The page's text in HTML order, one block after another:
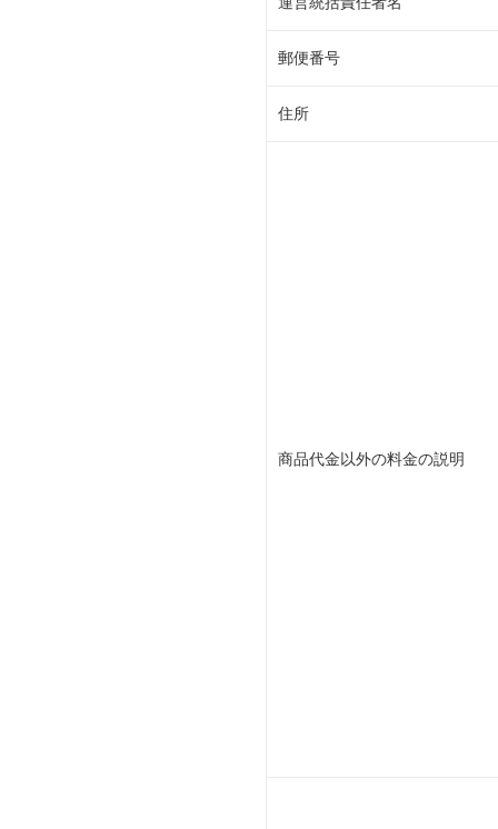
郵便番号
住所
商品代金以外の料金の説明